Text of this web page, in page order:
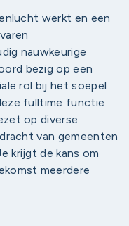
werkt en een
nauwkeurige
bezig op een
rol bij het soepel
fulltime functie
op diverse
van gemeenten
krijgt de kans om
meerdere